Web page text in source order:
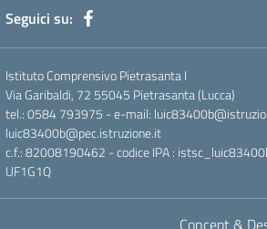
Seguici su:
Istituto Comprensivo Pietrasanta I
Via Garibaldi, 72 55045 Pietrasanta (Lucca)
tel.: 0584 793975 - e-mail:
luic83400b@pec.istruzione.it
c.f.: 82008190462 - codice IPA :
UF1G1Q
Concept &